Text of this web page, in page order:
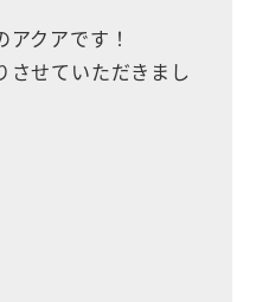
クアです！
させていただきまし